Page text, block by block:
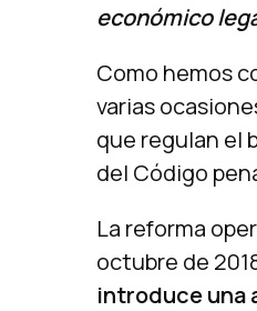
económico
Como hemos
varias
que regulan el
del Código
La reforma
octubre de
introduce una